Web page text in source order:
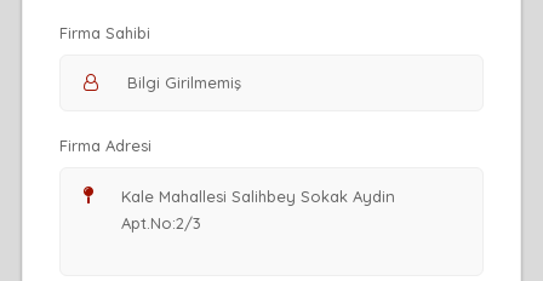
Firma Sahibi
Firma Adresi